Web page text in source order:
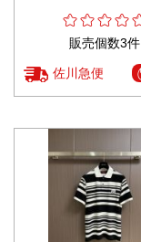
販売個数3件
佐川急便